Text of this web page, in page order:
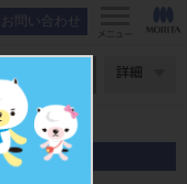
お問い合わせ
メニュー
詳細
用）